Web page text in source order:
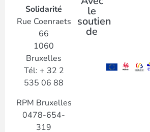
Solidarité
Rue Coenraets
66
1060
Bruxelles
Tél: + 32 2
535 06 88
RPM Bruxelles
0478-654-
319
le
soutien
de